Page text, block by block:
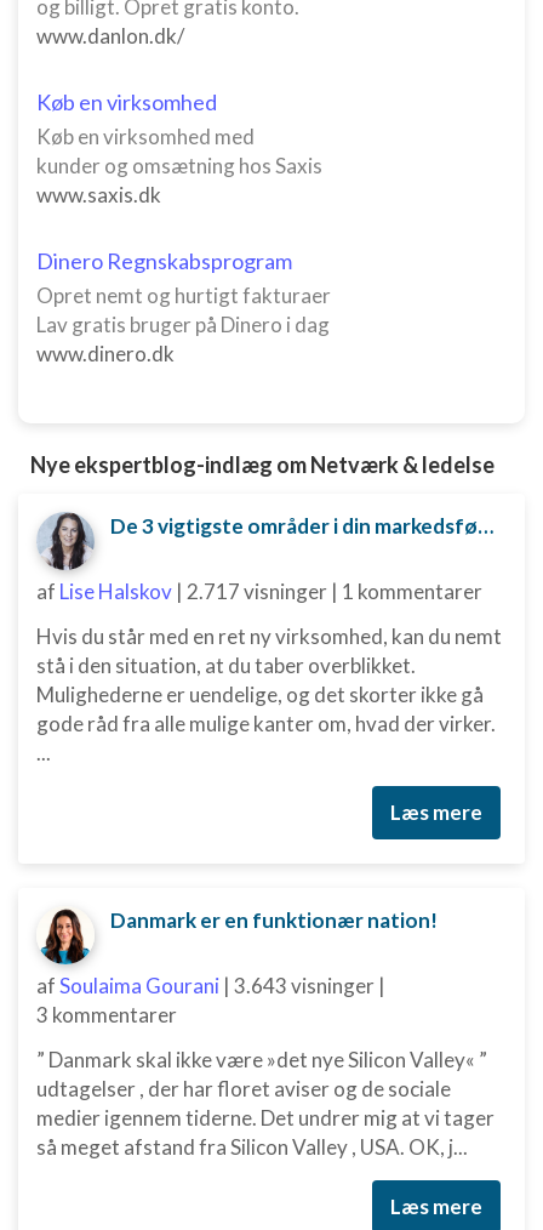
og billigt. Opret gratis konto.
www.danlon.dk/
Køb en virksomhed
Køb en virksomhed med
kunder og omsætning hos Saxis
www.saxis.dk
Dinero Regnskabsprogram
Opret nemt og hurtigt fakturaer
Lav gratis bruger på Dinero i dag
www.dinero.dk
Nye ekspertblog-indlæg om Netværk & ledelse
De 3 vigtigste områder i din markedsføring, du er nødt til at have styr på
af Lise Halskov | 2.717 visninger | 1 kommentarer
Hvis du står med en ret ny virksomhed, kan du nemt
stå i den situation, at du taber overblikket.
Mulighederne er uendelige, og det skorter ikke gå
gode råd fra alle mulige kanter om, hvad der virker.
...
Læs mere
Danmark er en funktionær nation!
afSoulaima Gourani | 3.643 visninger |
3 kommentarer
” Danmark skal ikke være »det nye Silicon Valley« ”
udtagelser , der har floret aviser og de sociale
medier igennem tiderne. Det undrer mig at vi tager
så meget afstand fra Silicon Valley , USA. OK, j...
Læs mere
Måle annonceringseffektivitet
Måle indholdseffektivitet
Forstå målgrupper gennem statistikker eller
kombinationer af oplysninger fra forskellige
Bruge begrænsede oplysninger til at vælge
indhold
IAB Special Features:
Identificere enheder baseret på aktivt
anmodede oplysninger
Ikke-IAB-behandlingsformål:
Nødvendig
Ydeevne
Annoncering / marketing